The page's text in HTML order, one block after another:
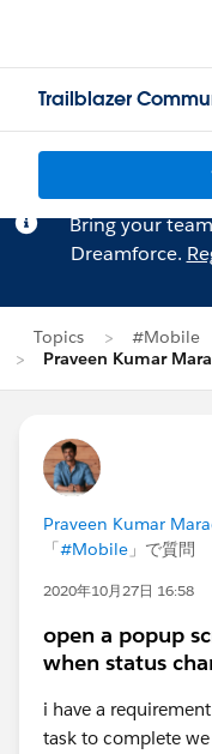
Trailblazer
Bring your
Dreamforce.
Topics
#Mobile
Praveen Kumar
Praveen Kumar
「#Mobile 」で質問
2020年10月27日 16:58
open a popup
when status
i have a
task to complete